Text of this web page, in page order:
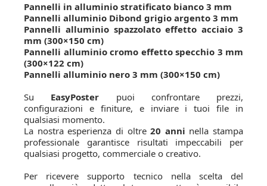
Pannelli in alluminio stratificato bianco 3 mm
Pannelli alluminio Dibond grigio argento 3 mm
Pannelli alluminio spazzolato effetto acciaio 3
mm (300×150 cm)
Pannelli alluminio cromo effetto specchio 3 mm
(300×122 cm)
Pannelli alluminio nero 3 mm (300×150 cm)
Su EasyPoster puoi confrontare prezzi,
configurazioni e finiture, e inviare i tuoi file in
qualsiasi momento.
La nostra esperienza di oltre20 anni nella stampa
professionale garantisce risultati impeccabili per
qualsiasi progetto, commerciale o creativo.
Per ricevere supporto tecnico nella scelta del